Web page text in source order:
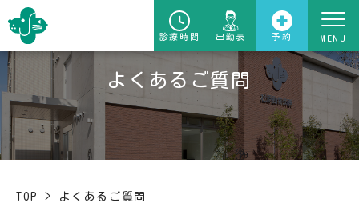
診療時間 出勤表 予約
よくあるご質問
TOP > よくあるご質問